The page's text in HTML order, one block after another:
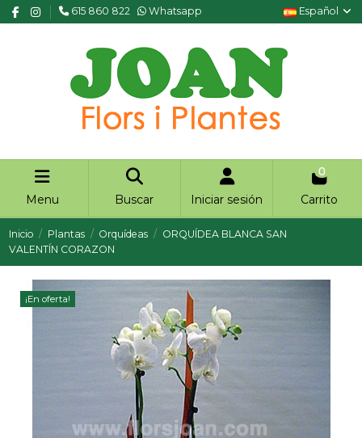
615 860 822 Whatsapp Español
Menu Buscar Iniciar sesión
0
Carrito
Inicio Plantas Orquídeas
ORQUÍDEA BLANCA SAN
VALENTÍN CORAZON
¡En oferta!